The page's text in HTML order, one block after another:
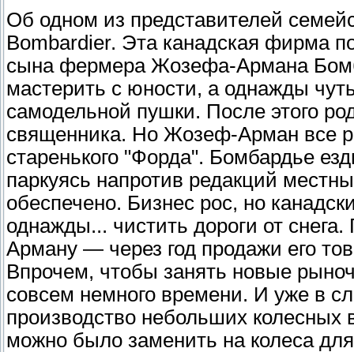
Об одном из представителей
Bombardier. Эта канадская фирма
сына фермера Жозефа-Армана
мастерить с юности, а однажды
самодельной пушки. После этого
священника. Но Жозеф-Арман все
старенького "Форда". Бомбардье
паркуясь напротив редакций
обеспечено. Бизнес рос, но
однажды... чистить дороги от
Арману — через год продажи его
Впрочем, чтобы занять новые
совсем немного времени. И уже в
производство небольших колесных
можно было заменить на колеса